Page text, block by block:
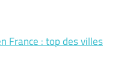
France : top des villes